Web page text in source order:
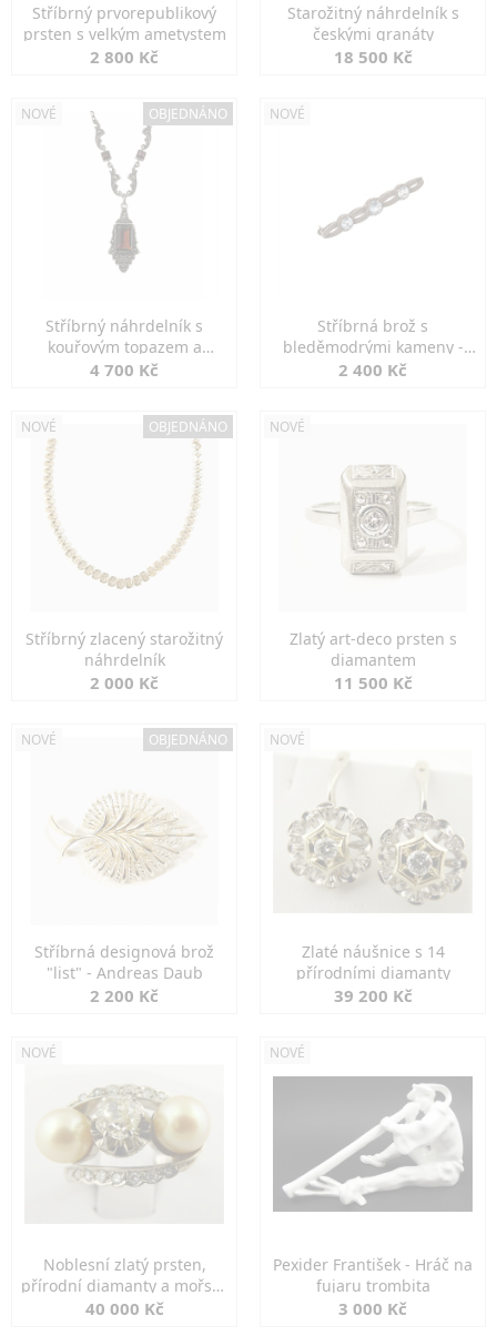
Stříbrný prvorepublikový
prsten s velkým ametystem
2 800 Kč
Starožitný náhrdelník s
českými granáty
18 500 Kč
NOVÉ OBJEDNÁNO
Stříbrný náhrdelník s
kouřovým topazem a
markazity
4 700 Kč
NOVÉ
Stříbrná brož s
bleděmodrými kameny -
jemná elegance
2 400 Kč
NOVÉ OBJEDNÁNO
Stříbrný zlacený starožitný
náhrdelník
2 000 Kč
NOVÉ
Zlatý art-deco prsten s
diamantem
11 500 Kč
NOVÉ OBJEDNÁNO
Stříbrná designová brož
"list" - Andreas Daub
2 200 Kč
NOVÉ
Zlaté náušnice s 14
přírodními diamanty
39 200 Kč
NOVÉ
Noblesní zlatý prsten,
přírodní diamanty a mořské
perly
40 000 Kč
NOVÉ
Pexider František - Hráč na
fujaru trombita
3 000 Kč